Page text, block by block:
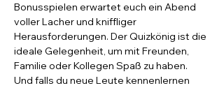
Bonusspielen erwartet euch ein Abend
voller Lacher und kniffliger
Herausforderungen. Der Quizkönig ist die
ideale Gelegenheit, um mit Freunden,
Familie oder Kollegen Spaß zu haben.
Und falls du neue Leute kennenlernen